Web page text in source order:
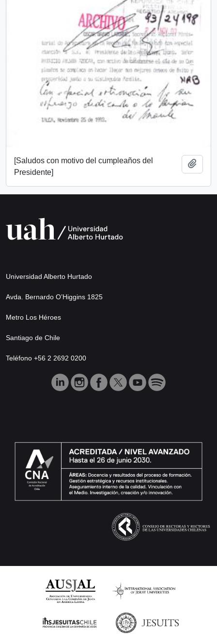
[Saludos con motivo del cumpleaños del
Presidente]
Universidad Alberto Hurtado
Avda. Bernardo O’Higgins 1825
Metro Los Héroes
Santiago de Chile
Teléfono +56 2 2692 0200